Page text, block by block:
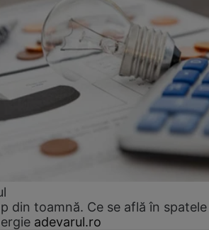
din toamnă. Ce se află în spatele
adevarul.ro